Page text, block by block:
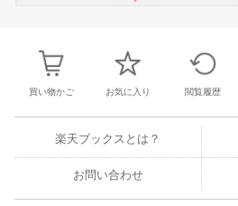
買い物かご お気に入り 閲覧履歴
楽天ブックスとは？
お問い合わせ